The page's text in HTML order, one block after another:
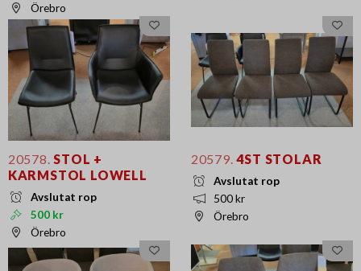
Örebro
20578. STOL +
KARMSTOL LOWELL
Avslutat rop
500 kr
Örebro
20579. 4ST STOLAR
Avslutat rop
500 kr
Örebro